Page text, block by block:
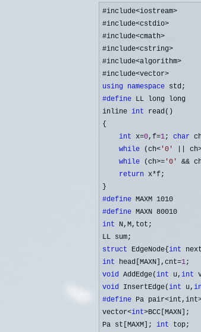
#include<iostream>
#include<cstdio>
#include<cmath>
#include<cstring>
#include<algorithm>
#include
<vector>
using namespace
#define LL long long
inline int read()
{
int x=0,f=1; char
while (ch<'0' ||
while (ch>='0' &&
return x*f;
#define
#define
MAXN 80010
int N,M,tot;
struct EdgeNode{ int
int head[MAXN],cnt=1
void AddEdge(int u, int
void InsertEdge(int u,
#define Pa
vector<int>BCC[MAXN];
Pa st[MAXM]; int